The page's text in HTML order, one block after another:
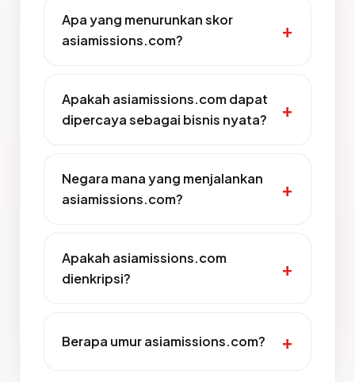
Apa yang menurunkan skor
asiamissions.com?
Apakah asiamissions.com dapat
dipercaya sebagai bisnis nyata?
Negara mana yang menjalankan
asiamissions.com?
Apakah asiamissions.com
dienkripsi?
Berapa umur asiamissions.com?